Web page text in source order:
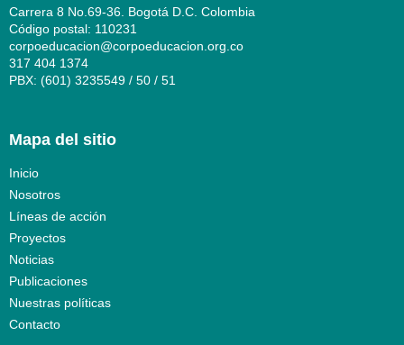
Carrera 8 No.69-36. Bogotá D.C. Colombia
Código postal: 110231
corpoeducacion@corpoeducacion.org.co
317 404 1374
PBX: (601) 3235549 / 50 / 51
Mapa del sitio
Inicio
Nosotros
Líneas de acción
Proyectos
Noticias
Publicaciones
Nuestras políticas
Contacto